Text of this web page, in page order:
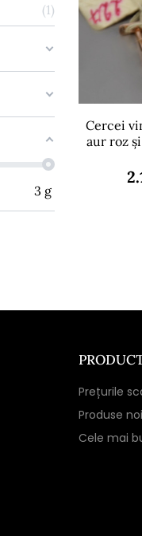
1
3 g
Cercei
aur roz
Prețurile
Produse noi
Cele mai